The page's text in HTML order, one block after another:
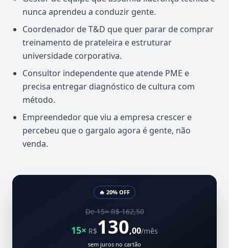
nunca aprendeu a conduzir gente.
Coordenador de T&D que quer parar de comprar
treinamento de prateleira e estruturar
universidade corporativa.
Consultor independente que atende PME e
precisa entregar diagnóstico de cultura com
método.
Empreendedor que viu a empresa crescer e
percebeu que o gargalo agora é gente, não
venda.
🔥 20% OFF
De 15× R$ 162,50
15× R$130,00/mês
sem juros no cartão